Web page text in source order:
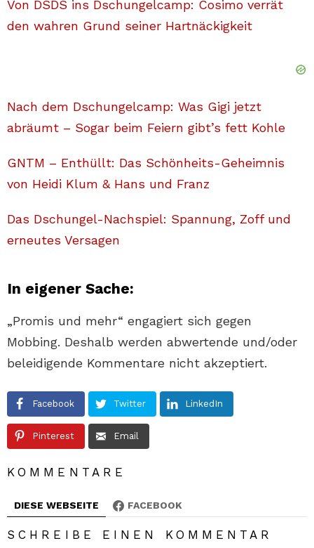
Von DSDS ins Dschungelcamp: Cosimo verrät
den wahren Grund seiner Hartnäckigkeit
Nach dem Dschungelcamp: Was Gigi jetzt
abräumt – Sogar beim Feiern gibt’s fett Kohle
GNTM – Enthüllt: Das Schönheits-Geheimnis
von Heidi Klum & Hans und Franz
Das Dschungel-Nachspiel: Spannung, Zoff und
erneutes Versagen
In eigener Sache:
„Promis und mehr“ engagiert sich gegen
Mobbing. Deshalb werden abwertende und/oder
beleidigende Kommentare nicht akzeptiert.
Facebook Twitter LinkedIn
Pinterest Email
KOMMENTARE
DIESE WEBSEITE FACEBOOK
SCHREIBE EINEN KOMMENTAR